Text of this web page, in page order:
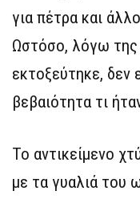
για πέτρα και
Ωστόσο, λόγω της
εκτοξεύτηκε, δεν
βεβαιότητα τι
Το αντικείμενο
με τα γυαλιά του